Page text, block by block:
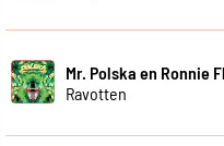
Mr. Polska en Ronnie
Ravotten